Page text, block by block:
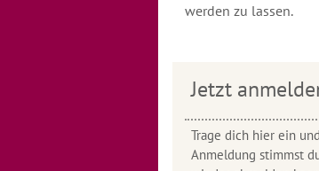
werden zu lassen.
Jetzt
Trage dich hier ein
Anmeldung stimmst